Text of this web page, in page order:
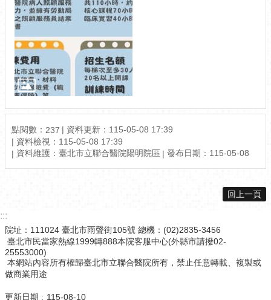
點閱數： 237
資料更新：115-05-08 17:39
資料檢視：115-05-08 17:39
資料維護：臺北市立聯合醫院陽明院區
發布日期：115-05-08
回上一頁
:::
院址：111024 臺北市雨聲街105號 總機：(02)2835-3456
臺北市民當家熱線1999轉888本院客服中心(外縣市請撥02-
25553000)
本網站內容所有權歸臺北市立聯合醫院所有，禁止任意轉載、複製或
做商業用途
更新日期 115-08-10